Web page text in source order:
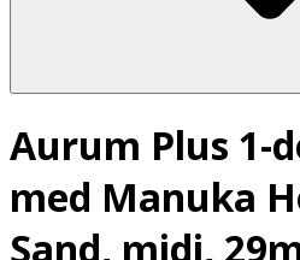
Aurum Plus 1-
med Manuka
Sand, midi,